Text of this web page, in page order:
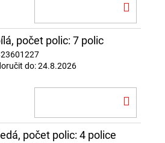
počet polic: 7 polic
do:24.8.2026
počet polic: 4 police